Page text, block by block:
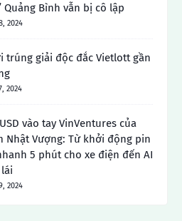
Quảng Bình vẫn bị cô lập
2024
trúng giải độc đắc Vietlott gần
2024
vào tay VinVentures của
Nhật Vượng: Từ khởi động pin
5 phút cho xe điện đến AI
2024